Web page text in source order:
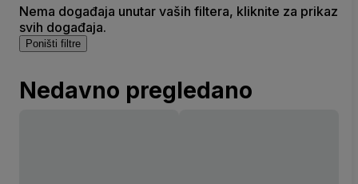
Nema događaja unutar vaših filtera, kliknite za prikaz
svih događaja.
Poništi filtre
Nedavno pregledano